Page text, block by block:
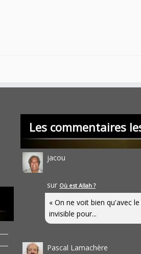
Les commentaires
jacou
sur Où est Allah ?
« On ne voit bien qu'avec
invisible pour...
Pascal Lamachère